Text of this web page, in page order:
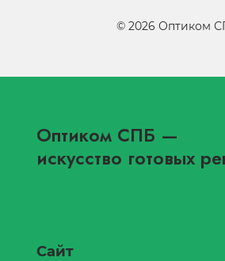
© 2026 Оптиком
Оптиком СПБ —
искусство готовых
Сайт